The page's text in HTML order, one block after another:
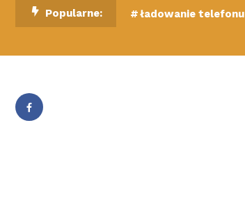
Popularne: ładowanie telefonu